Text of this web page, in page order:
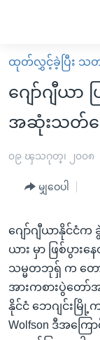
လွယ်ကူ
စေ
များ
ကျော်
ပင်မ
မူလစာမျက်နှာ
မြန်မာ
ကမ္ဘာ့သတင်းများ
အစ္စရေး-ပါလက်စ
ရပ်ဝန်းတခု လမ်
အင်္ဂလိပ်စာလေ့လ
အမေရိကန်သုံးအီ
မကြေးမုံရဲ့ အင်္ဂလိ
ရုပ်ရှင်ထဲက အင်္ဂလိ
သုတပဒေသာ အင်္
အပတ်စဉ်ကဏ္ဍမျာ
ရေဒီယို
တီဗွီ
ရေဒီယိုနှင့်ရုပ်သံ
ရေဒီယို/တီဗွီအစီအ
Learning English
ထုတ်လွှင့်ခဲ့ပြီး သတင်
ဂျော်ဂျီယာ
အဆုံးသတ်ရ
၀၉ ၾသဂုတ္၊ ၂၀၀၈
မျှဝေပါ
ဂျော်ဂျီယာနိုင်
ယား မှာ ဖြစ်ပွ
သမ္မတဘုရှ် က တေ
အားကစားပွဲတေ
နိုင်ငံ ဘေဂျင်းမ
Wolfson ဒီအကြ